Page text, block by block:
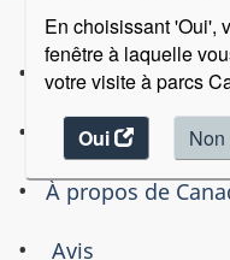
En choisissant 'Oui',
fenêtre à laquelle
votre visite à parcs
Oui
accéder
au
sondage.
Non
À
propos
ce
site
Médias sociaux
Applications
À propos de
Avis